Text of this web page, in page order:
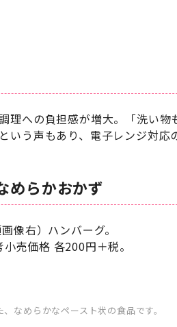
理への負担感が増大。「洗い
う声もあり、電子レンジ対応
らかおかず
像右）ハンバーグ。
売価格 各200円＋税。
めらかなペースト状の食品です。